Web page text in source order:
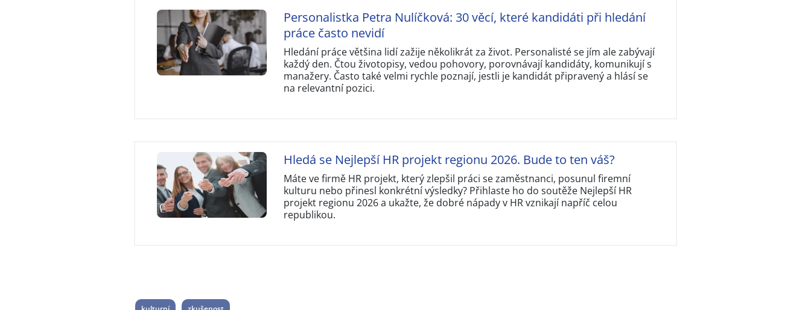
Personalistka Petra Nulíčková: 30 věcí, které kandidáti při hledání
práce často nevidí
Hledání práce většina lidí zažije několikrát za život. Personalisté se jím ale zabývají
každý den. Čtou životopisy, vedou pohovory, porovnávají kandidáty, komunikují s
manažery. Často také velmi rychle poznají, jestli je kandidát připravený a hlásí se
na relevantní pozici.
Hledá se Nejlepší HR projekt regionu 2026. Bude to ten váš?
Máte ve firmě HR projekt, který zlepšil práci se zaměstnanci, posunul firemní
kulturu nebo přinesl konkrétní výsledky? Přihlaste ho do soutěže Nejlepší HR
projekt regionu 2026 a ukažte, že dobré nápady v HR vznikají napříč celou
republikou.